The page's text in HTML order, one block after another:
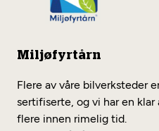
Miljøfyrtårn
Flere av våre bilverksteder
sertifiserte, og vi har en
flere innen rimelig tid.